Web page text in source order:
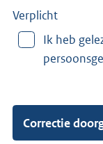
r
n
Verplicht
Ik heb